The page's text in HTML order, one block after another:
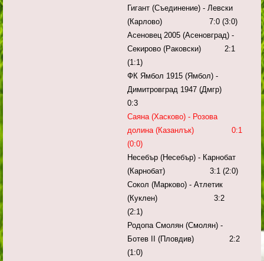
Гигант (Съединение) - Левски
(Карлово) 7:0 (3:0)
Асеновец 2005 (Асеновград) -
Секирово (Раковски) 2:1
(1:1)
ФК Ямбол 1915 (Ямбол) -
Димитровград 1947 (Дмгр)
0:3
Саяна (Хасково) - Розова
долина (Казанлък) 0:1
(0:0)
Несебър (Несебър) - Карнобат
(Карнобат) 3:1 (2:0)
Сокол (Марково) - Атлетик
(Куклен) 3:2
(2:1)
Родопа Смолян (Смолян) -
Ботев II (Пловдив) 2:2
(1:0)